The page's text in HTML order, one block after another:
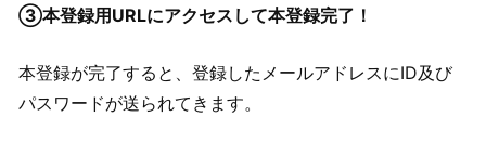
③本登録用URLにアクセスして本登録完了！
本登録が完了すると、登録したメールアドレスにID及び
パスワードが送られてきます。